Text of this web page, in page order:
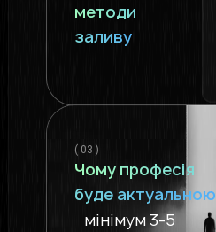
методи
заливу
( 03 )
Чому професія
буде актуальною
мінімум 3-5